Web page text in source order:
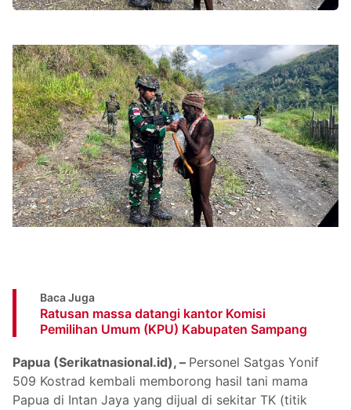
Baca Juga
Ratusan massa datangi kantor Komisi
Pemilihan Umum (KPU) Kabupaten Sampang
Papua (Serikatnasional.id), – Personel Satgas Yonif
509 Kostrad kembali memborong hasil tani mama
Papua di Intan Jaya yang dijual di sekitar TK (titik